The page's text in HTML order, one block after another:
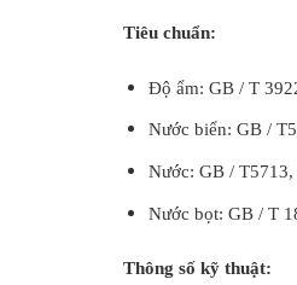
Tiêu chuẩn:
Độ ẩm: GB / T
Nước biển: GB /
Nước: GB /
Nước bọt: GB / T
Thông số kỹ thuật: